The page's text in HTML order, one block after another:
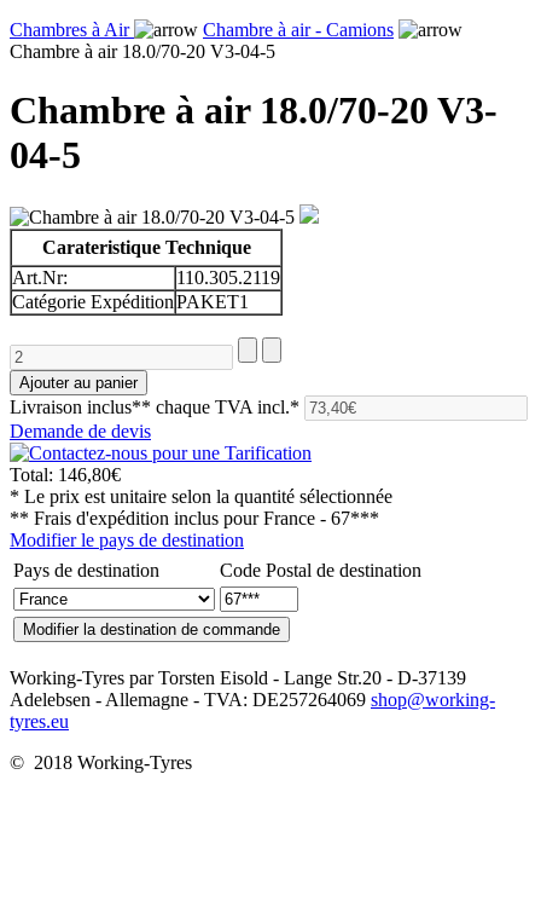
Chambres à Air
Chambre à air - Camions
Chambre à air 18.0/70-20 V3-04-5
Chambre à air 18.0/70-20 V3-
04-5
Carateristique Technique
Art.Nr:
110.305.2119
Catégorie ExpéditionPAKET1
Livraison inclus** chaque TVA incl.*
Demande de devis
Total: 146,80€
* Le prix est unitaire selon la quantité sélectionnée
** Frais d'expédition inclus pourFrance - 67***
Modifier le pays de destination
Pays de destination
Code Postal de destination
Working-Tyres par Torsten Eisold - Lange Str.20 - D-37139
Adelebsen - Allemagne - TVA: DE257264069 shop@working-
tyres.eu
© 2018 Working-Tyres